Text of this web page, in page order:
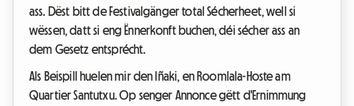
ass. Dëst bitt de Festivalgänger total Sécherheet, well si
wëssen, datt si eng Ënnerkonft buchen, déi sécher ass an
dem Gesetz entsprécht.
Als Beispill huelen mir den Iñaki, en Roomlala-Hoste am
Quartier Santutxu. Op senger Annonce gëtt d'Ernimmung